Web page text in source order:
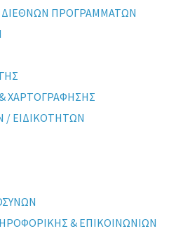
ΔΙΕΘΝΩΝ ΠΡΟΓΡΑΜΜΑΤΩΝ
ΧΑΡΤΟΓΡΑΦΗΣΗΣ
/ ΕΙΔΙΚΟΤΗΤΩΝ
& ΕΠΙΚΟΙΝΩΝΙΩΝ